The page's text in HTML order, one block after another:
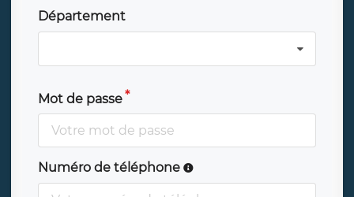
Département
Mot de passe
Numéro de téléphone